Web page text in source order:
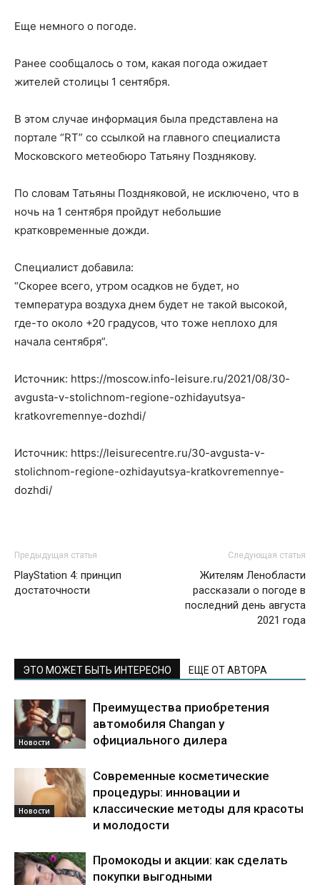
Еще немного о погоде.
Ранее сообщалось о том, какая погода ожидает
жителей столицы 1 сентября.
В этом случае информация была представлена на
портале “RT” со ссылкой на главного специалиста
Московского метеобюро Татьяну Позднякову.
По словам Татьяны Поздняковой, не исключено, что в
ночь на 1 сентября пройдут небольшие
кратковременные дожди.
Специалист добавила:
“Скорее всего, утром осадков не будет, но
температура воздуха днем ​​будет не такой высокой,
где-то около +20 градусов, что тоже неплохо для
начала сентября”.
Источник: https://moscow.info-leisure.ru/2021/08/30-
avgusta-v-stolichnom-regione-ozhidayutsya-
kratkovremennye-dozhdi/
Источник: https://leisurecentre.ru/30-avgusta-v-
stolichnom-regione-ozhidayutsya-kratkovremennye-
dozhdi/
Предыдущая статья
PlayStation 4: принцип
достаточности
Следующая статья
Жителям Ленобласти
рассказали о погоде в
последний день августа
2021 года
ЭТО МОЖЕТ БЫТЬ ИНТЕРЕСНО ЕЩЕ ОТ АВТОРА
Новости
Преимущества приобретения
автомобиля Changan у
официального дилера
Новости
Современные косметические
процедуры: инновации и
классические методы для красоты
и молодости
Промокоды и акции: как сделать
покупки выгодными